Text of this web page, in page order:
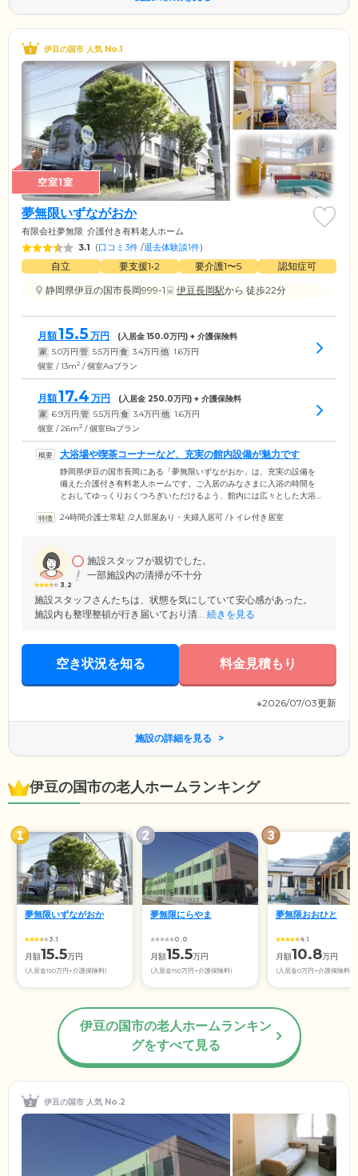
伊豆の国市 人気 No.1
空室1室
夢無限いずながおか
有限会社夢無限 介護付き有料老人ホーム
3.1 (口コミ3件 /退去体験談1件)
自立 要支援1•2 要介護1〜5
認知症可
静岡県伊豆の国市長岡999-1
伊豆長岡駅から 徒歩22分
月額15.5 万円 (入居金150.0万円) + 介護保険料
家 5.0万円 管 5.5万円 食 3.4万円 他 1.6万円
個室 / 13m2 / 個室Aaプラン
月額17.4 万円 (入居金 250.0万円) + 介護保険料
家 6.9万円 管 5.5万円 食 3.4万円 他 1.6万円
個室 / 26m2 / 個室Baプラン
大浴場や喫茶コーナーなど、充実の館内設備が魅力です
静岡県伊豆の国市長岡にある「夢無限いずながおか」は、充実の設備を
備えた介護付き有料老人ホームです。ご入居のみなさまに入浴の時間を
とおしてゆっくりおくつろぎいただけるよう、館内には広々とした大浴
す。また、車いすをお使いの方も安全に入浴できるよう、お体に負担の
ミュニケーションや憩いの場としてご利用いただける共用スペースを多
数ご用意しています。
24時間介護士常駐 /2人部屋あり・夫婦入居可 /トイレ付き居室
3.2
施設スタッフが親切でした。
一部施設内の清掃が不十分
施設スタッフさんたちは、状態を気にしていて安心感があった。
施設内も整理整頓が行き届いており清... 続きを見る
空き状況を知る 料金見積もり
※2026/07/03更新
施設の詳細を見る
伊豆の国市の老人ホームランキング
夢無限いずながおか
3.1
月額15.5万円
(入居金150万円+介護保険料)
夢無限にらやま
0.0
月額15.5万円
(入居金150万円+介護保険料)
夢無限おおひと
4.1
月額10.8万円
(入居金0万円+介護保険料)
伊豆の国市の老人ホームランキン
グをすべて見る
伊豆の国市 人気 No.2